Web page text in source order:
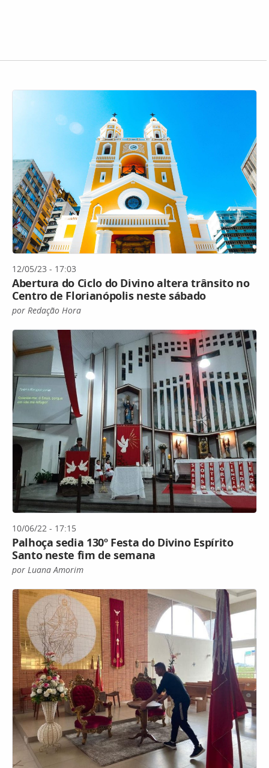
12/05/23 - 17:03
Abertura do Ciclo do Divino altera trânsito no
Centro de Florianópolis neste sábado
por Redação Hora
10/06/22 - 17:15
Palhoça sedia 130º Festa do Divino Espírito
Santo neste fim de semana
por Luana Amorim